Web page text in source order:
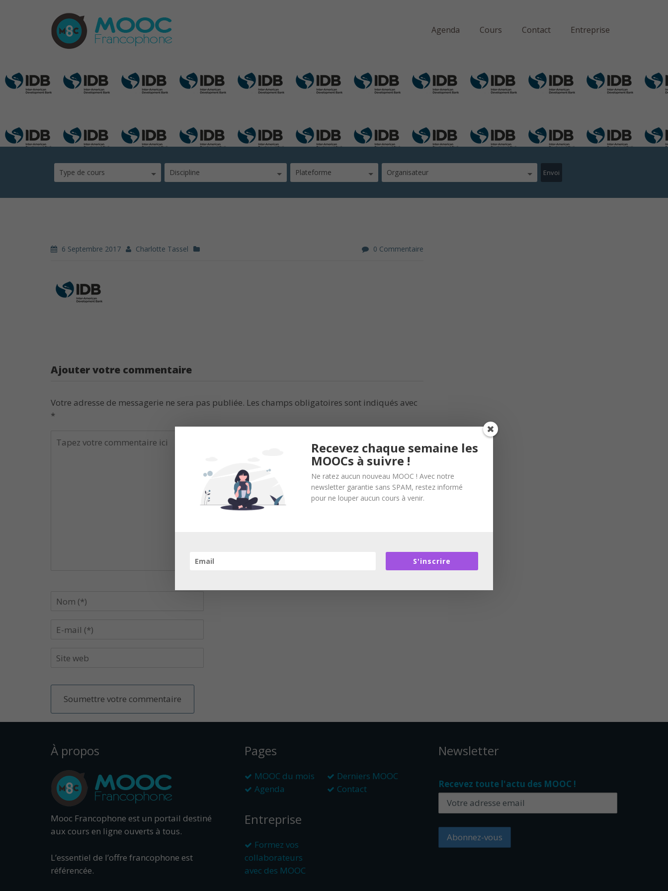
Agenda Cours Contact Entreprise
Type de cours Discipline Plateforme Organisateur
6 Septembre 2017 Charlotte Tassel 0 Commentaire
Ajouter votre commentaire
Votre adresse de messagerie ne sera pas publiée. Les champs obligatoires sont indiqués avec
*
À propos
Mooc Francophone est un portail destiné
aux cours en ligne ouverts à tous.
L’essentiel de l’offre francophone est
référencée.
Pages
MOOC du mois
Derniers MOOC
Agenda
Contact
Entreprise
Formez vos
collaborateurs
avec des MOOC
Newsletter
Recevez toute l'actu des MOOC !
Recevez chaque semaine les
MOOCs à suivre !
Ne ratez aucun nouveau MOOC ! Avec notre
newsletter garantie sans SPAM, restez informé
pour ne louper aucun cours à venir.
S'inscrire